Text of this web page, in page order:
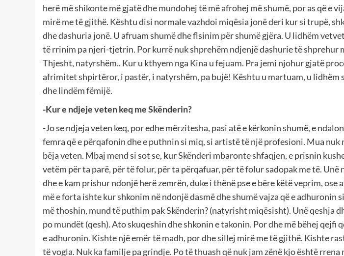
herë më shikonte më gjatë dhe mundohej të më afrohej më shumë, por as që e
mirë me të gjithë. Kështu disi normale vazhdoi miqësia jonë deri kur si trupë,
dhe dashuria jonë. U afruam shumë dhe flsinim për shumë gjëra. U lidhëm
të rrinim pa njeri-tjetrin. Por kurrë nuk shprehëm ndjenjë dashurie të shprehur
Thjesht, natyrshëm.. Kur u kthyem nga Kina u fejuam. Pra jemi njohur gjatë
afrimitet shpirtëror, i pastër, i natyrshëm, pa bujë! Kështu u martuam, u lidhëm
dhe lindëm fëmijë.
-Kur e ndjeje veten keq me Skënderin?
-Jo se ndjeja veten keq, por edhe mërzitesha, pasi atë e kërkonin shumë, e
femra që e përqafonin dhe e puthnin si miq, si artistë të një profesioni. Mua nuk
bëja veten. Mbaj mend si sot se, kur Skënderi mbaronte shfaqjen, e prisnin
vetëm për ta parë, për të folur, për ta përqafuar, për të folur sadopak me të. Unë
dhe e kam prishur ndonjë herë zemrën, duke i thënë pse e bëre këtë veprim, ose
më e forta ishte kur shkonim në ndonjë dasmë dhe shumë vajza që e adhuronin
më thoshin, mund të puthim pak Skënderin? (natyrisht miqësisht). Unë qeshja
po mundët (qesh). Ato skuqeshin dhe shkonin e takonin. Por dhe më bëhej qejfi
e adhuronin. Kishte një emër të madh, por dhe sillej mirë me të gjithë. Kishte
të vogla. Nuk ka familje pa grindje. Po të thuash që nuk jam zënë kjo është rrena